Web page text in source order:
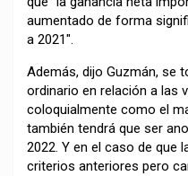
aumentado de forma
a 2021″.
Además, dijo Guzmán, se
ordinario en relación a las
coloquialmente como el
también tendrá que ser
2022. Y en el caso de que
criterios anteriores pero